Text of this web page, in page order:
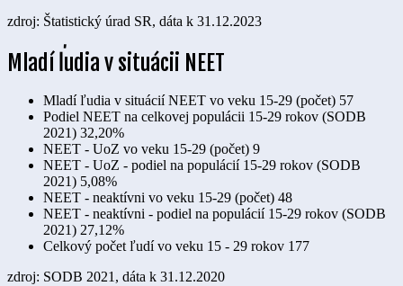
zdroj: Štatistický úrad SR, dáta k 31.12.2023
Mladí ľudia v situácii NEET
Mladí ľudia v situácií NEET vo veku 15-29 (počet) 57
Podiel NEET na celkovej populácii 15-29 rokov (SODB
2021) 32,20%
NEET - UoZ vo veku 15-29 (počet) 9
NEET - UoZ - podiel na populácií 15-29 rokov (SODB
2021) 5,08%
NEET - neaktívni vo veku 15-29 (počet) 48
NEET - neaktívni - podiel na populácií 15-29 rokov (SODB
2021) 27,12%
Celkový počet ľudí vo veku 15 - 29 rokov 177
zdroj: SODB 2021, dáta k 31.12.2020